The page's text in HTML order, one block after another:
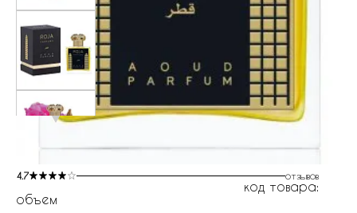
4.7 отзывов
код товара:
объем